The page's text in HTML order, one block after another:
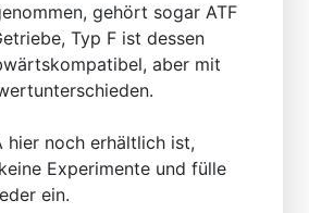
gehört sogar ATF
Typ F ist dessen
aber mit
hier noch erhältlich ist,
Experimente und fülle
ein.